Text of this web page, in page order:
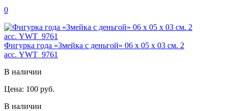
0
Фигурка года «Змейка с деньгой» 06 х 05 х 03 см. 2
асс. YWT_9761
В наличии
Цена: 100 руб.
В наличии